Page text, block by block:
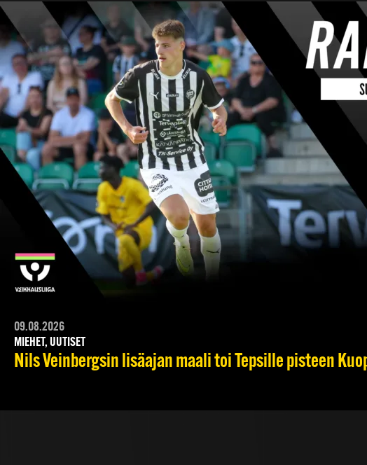
09.08.2026
MIEHET, UUTISET
Nils Veinbergsin lisäajan maali toi Tepsille pisteen